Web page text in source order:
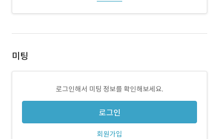
미팅
로그인해서 미팅 정보를 확인해보세요.
로그인
회원가입